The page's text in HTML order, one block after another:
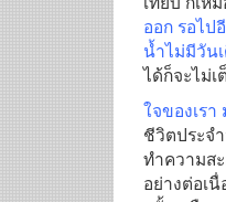
ออก รอไป
น้ำไม่มีวัน
ได้ก็จะไม่เ
ใจของเร
ชีวิตประจ
ทำความส
อย่างต่อเ